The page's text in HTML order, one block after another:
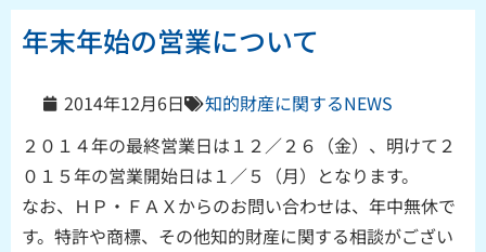
年末年始の営業について
2014年12月6日
知的財産に関するNEWS
２０１４年の最終営業日は１２／２６（金）、明けて２
０１５年の営業開始日は１／５（月）となります。
なお、ＨＰ・ＦＡＸからのお問い合わせは、年中無休で
す。特許や商標、その他知的財産に関する相談がござい